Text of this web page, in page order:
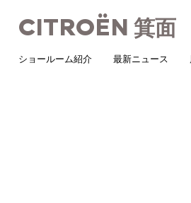
CITROËN 箕面
ショールーム紹介 最新ニュース